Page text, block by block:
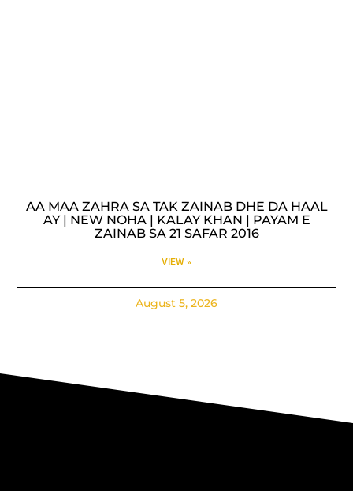
AA MAA ZAHRA SA TAK ZAINAB DHE DA HAAL
AY | NEW NOHA | KALAY KHAN | PAYAM E
ZAINAB SA 21 SAFAR 2016
VIEW »
August 5, 2026